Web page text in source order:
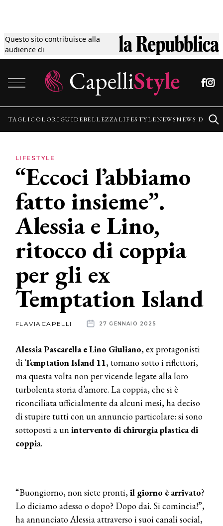
Questo sito contribuisce alla
audience di
Tagli
Colori
Guide
Lifestyle
News
News
aziende
TAGLICOLORI GUIDEBELLEZZALIFESTYLENEWSNEWS
LIFESTYLE
“Eccoci l’abbiamo
fatto insieme”.
Alessia e Lino,
ritocco di coppia
per gli ex
Temptation Island
FLAVIACAPELLI 27 GENNAIO 2025
Alessia Pascarella e Lino Giuliano, ex protagonisti
diTemptation Island 11, tornano sotto i riflettori,
ma questa volta non per vicende legate alla loro
turbolenta storia d’amore. La coppia, che si è
riconciliata ufficialmente da alcuni mesi, ha deciso
di stupire tutti con un annuncio particolare: si sono
sottoposti a unintervento di chirurgia plastica di
coppia.
“Buongiorno, non siete pronti,il giorno è arrivato?
Lo diciamo adesso o dopo? Dopo dai. Si comincia!”,
ha annunciato Alessia attraverso i suoi canali social,